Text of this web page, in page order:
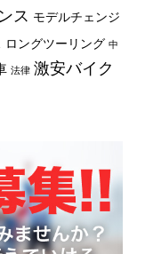
ス モデルチェンジ
ロングツーリング 中
法律 激安バイク